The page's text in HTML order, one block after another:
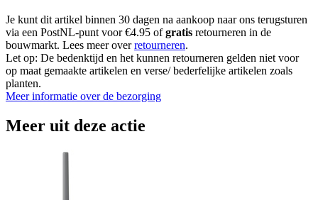
Je kunt dit artikel binnen 30 dagen na aankoop naar ons terugsturen
via een PostNL-punt voor €4.95 ofgratis retourneren in de
bouwmarkt. Lees meer overretourneren.
Let op: De bedenktijd en het kunnen retourneren gelden niet voor
op maat gemaakte artikelen en verse/ bederfelijke artikelen zoals
planten.
Meer informatie over de bezorging
Meer uit deze actie